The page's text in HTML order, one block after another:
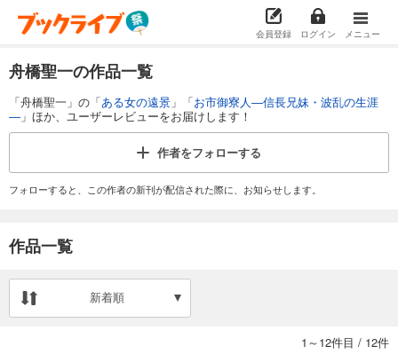
会員登録 ログイン メニュー
舟橋聖一の作品一覧
「舟橋聖一」の「ある女の遠景 」「お市御寮人―信長兄妹・波乱の生涯
― 」ほか、ユーザーレビューをお届けします！
作者をフォローする
フォローすると、この作者の新刊が配信された際に、お知らせします。
作品一覧
新着順
1～12件目 / 12件